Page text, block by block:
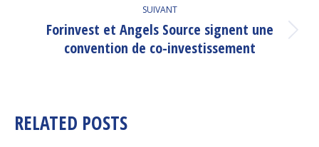
SUIVANT
Article
suivant
Forinvest et Angels Source signent une
convention de co-investissement
RELATED POSTS